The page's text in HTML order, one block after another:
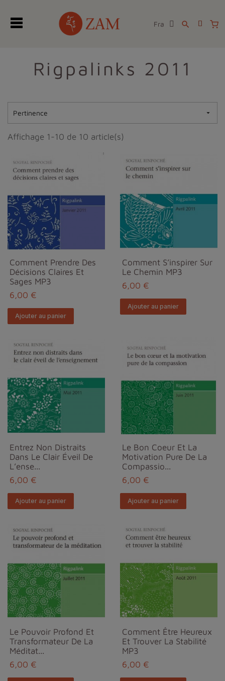
Fra search
Rigpalinks 2011
Pertinence 
Affichage 1-10 de 10 article(s)
Comment Prendre Des
Décisions Claires Et
Sages MP3
6,00 €
Ajouter au panier
Comment S’inspirer Sur
Le Chemin MP3
6,00 €
Ajouter au panier
Entrez Non Distraits
Dans Le Clair Éveil De
L’ense...
6,00 €
Ajouter au panier
Le Bon Coeur Et La
Motivation Pure De La
Compassio...
6,00 €
Ajouter au panier
Le Pouvoir Profond Et
Transformateur De La
Méditat...
6,00 €
Comment Être Heureux
Et Trouver La Stabilité
MP3
6,00 €